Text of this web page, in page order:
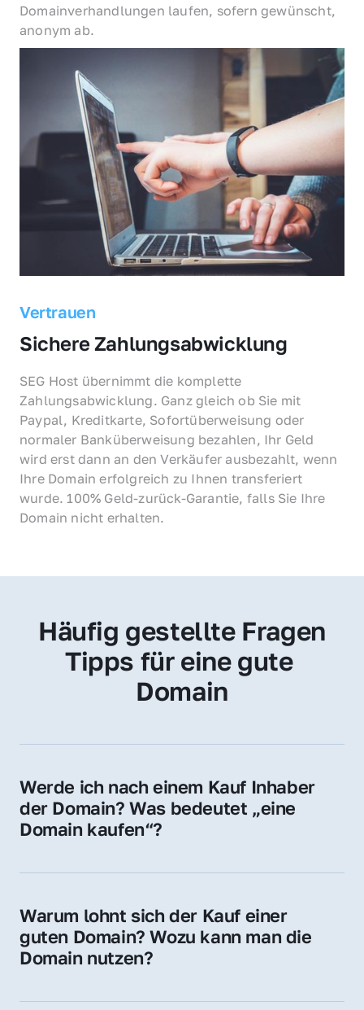
Domainverhandlungen laufen, sofern gewünscht,
anonym ab.
Vertrauen
Sichere Zahlungsabwicklung
SEG Host übernimmt die komplette
Zahlungsabwicklung. Ganz gleich ob Sie mit
Paypal, Kreditkarte, Sofortüberweisung oder
normaler Banküberweisung bezahlen, Ihr Geld
wird erst dann an den Verkäufer ausbezahlt, wenn
Ihre Domain erfolgreich zu Ihnen transferiert
wurde. 100% Geld-zurück-Garantie, falls Sie Ihre
Domain nicht erhalten.
Häufig gestellte Fragen
Tipps für eine gute
Domain
Werde ich nach einem Kauf Inhaber
der Domain? Was bedeutet „eine
Domain kaufen“?
Sie erhalten alle Rechte zur Nutzung,
Domain.
Warum lohnt sich der Kauf einer
guten Domain? Wozu kann man die
Domain nutzen?